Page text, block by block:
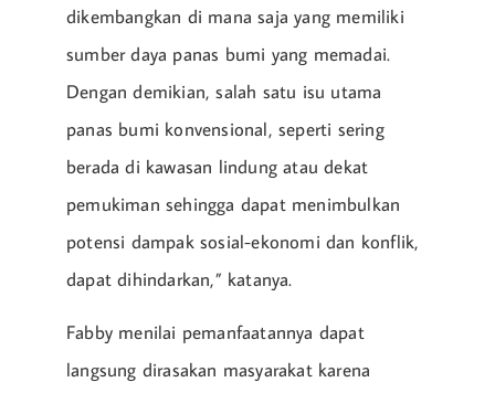
dikembangkan di mana saja yang memiliki
sumber daya panas bumi yang memadai.
Dengan demikian, salah satu isu utama
panas bumi konvensional, seperti sering
berada di kawasan lindung atau dekat
pemukiman sehingga dapat menimbulkan
potensi dampak sosial-ekonomi dan konflik,
dapat dihindarkan,” katanya.
Fabby menilai pemanfaatannya dapat
langsung dirasakan masyarakat karena